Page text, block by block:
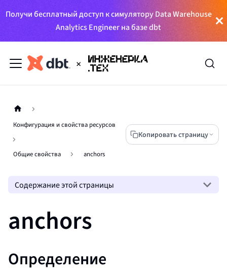
Получи бесплатный доступ к симулятору Data Warehouse
Analytics Engineer на базе dbt
Конфигурация и свойства ресурсов
Общие свойства anchors
Копировать страницу
Содержание этой страницы
anchors
Определение